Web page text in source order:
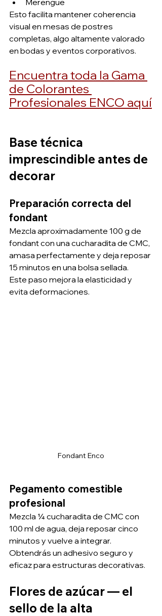
Esto facilita mantener coherencia
visual en mesas de postres
completas, algo altamente valorado
en bodas y eventos corporativos.
Encuentra toda la Gama
de Colorantes
Profesionales ENCO aquí
Base técnica
imprescindible antes de
decorar
Preparación correcta del
fondant
Mezcla aproximadamente 100 g de
fondant con una cucharadita de CMC,
amasa perfectamente y deja reposar
15 minutos en una bolsa sellada.
Este paso mejora la elasticidad y
evita deformaciones.
Fondant Enco
Pegamento comestible
profesional
Mezcla ¼ cucharadita de CMC con
100 ml de agua, deja reposar cinco
minutos y vuelve a integrar.
Obtendrás un adhesivo seguro y
eficaz para estructuras decorativas.
Flores de azúcar — el
sello de la alta